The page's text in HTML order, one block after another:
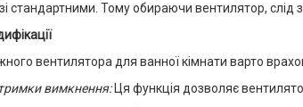
стандартними. Тому обираючи вентилятор,
вентилятора для ванної кімнати варто
вимкнення:Ця функція дозволяє